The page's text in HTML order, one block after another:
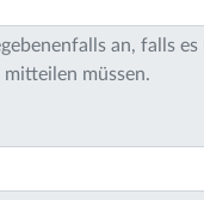
an, falls
müssen.